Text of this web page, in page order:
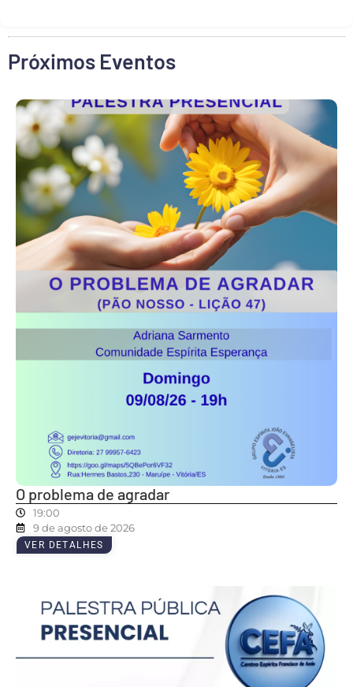
Próximos Eventos
O problema de agradar
19:00
9 de agosto de 2026
VER DETALHES